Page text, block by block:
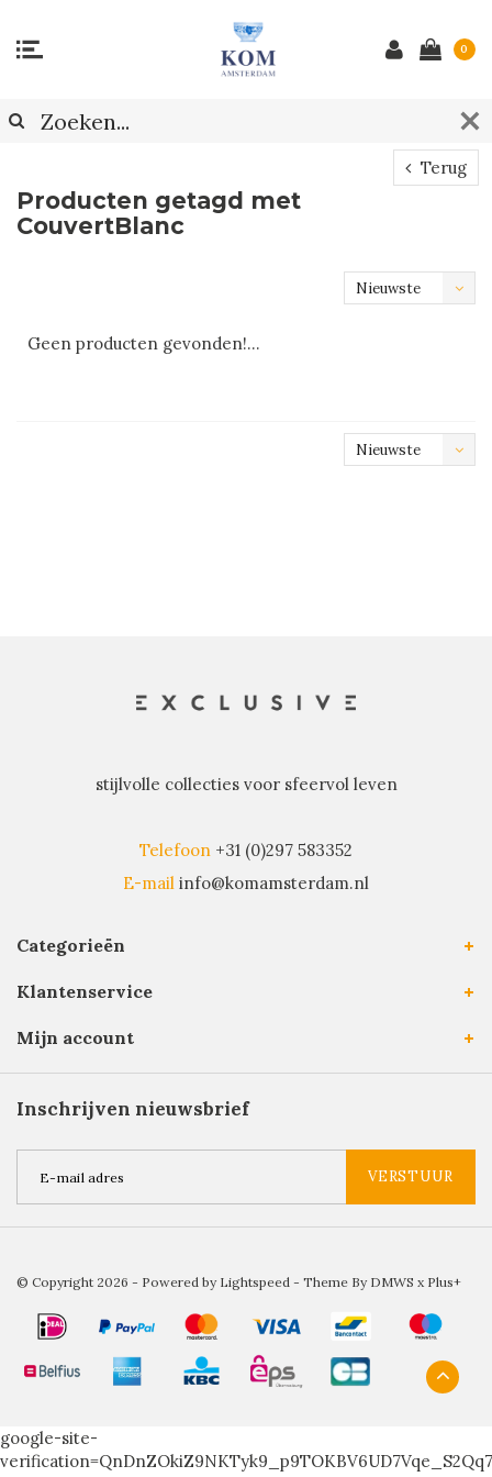
0
Terug
Producten getagd met
CouvertBlanc
Nieuwste
Geen producten gevonden!...
Nieuwste
stijlvolle collecties voor sfeervol leven
Telefoon +31 (0)297 583352
E-mail info@komamsterdam.nl
Categorieën
Klantenservice
Mijn account
Inschrijven nieuwsbrief
VERSTUUR
© Copyright 2026 - Powered by Lightspeed - Theme By DMWS x Plus+
google-site-